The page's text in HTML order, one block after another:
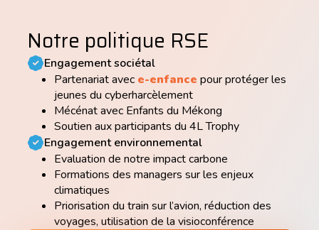
Notre politique RSE
Engagement sociétal
Partenariat avec e-enfance pour protéger les
jeunes du cyberharcèlement
Mécénat avec Enfants du Mékong
Soutien aux participants du 4L Trophy
Engagement environnemental
Evaluation de notre impact carbone
Formations des managers sur les enjeux
climatiques
Priorisation du train sur l’avion, réduction des
voyages, utilisation de la visioconférence